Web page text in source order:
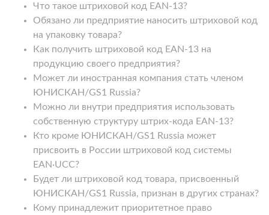
Что такое штриховой код EAN-13?
Обязано ли предприятие наносить штриховой код
на упаковку товара?
Как получить штриховой код EAN-13 на
продукцию своего предприятия?
Может ли иностранная компания стать членом
ЮНИСКАН/GS1 Russia?
Можно ли внутри предприятия использовать
собственную структуру штрих-кода EAN-13?
Кто кроме ЮНИСКАН/GS1 Russia может
присвоить в России штриховой код системы
EAN·UCC?
Будет ли штриховой код товара, присвоенный
ЮНИСКАН/GS1 Russia, признан в других странах?
Кому принадлежит приоритетное право